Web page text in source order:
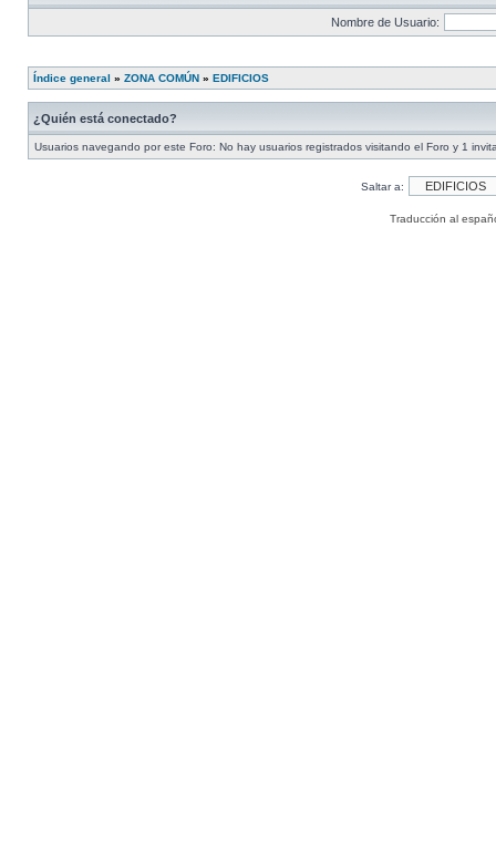
Nombre de Usuario:
Índice general » ZONA COMÚN » EDIFICIOS
¿Quién está conectado?
Usuarios navegando por este Foro: No hay usuarios registrados visitando el Foro y 1
Saltar a:
Traducción al